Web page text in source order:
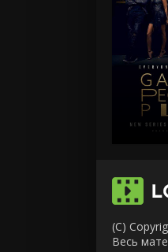
(C)
Весь